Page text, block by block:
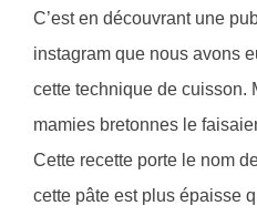
C’est en découvrant une
instagram que nous avons
cette technique de cuisson.
mamies bretonnes le
Cette recette porte le nom
cette pâte est plus épaisse